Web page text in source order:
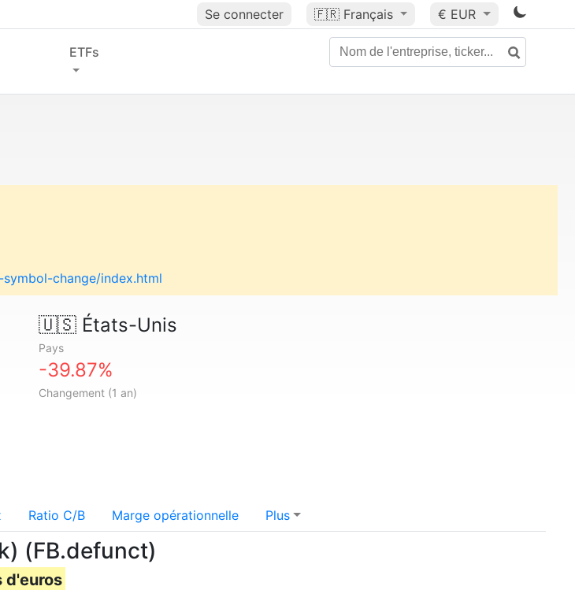
Se connecter 🇫🇷 Français € EUR
ETFs
change/index.html
🇺🇸États-Unis
Pays
-39.87%
Changement (1 an)
Ratio C/B Marge opérationnelle Plus
(FB.defunct)
d'euros